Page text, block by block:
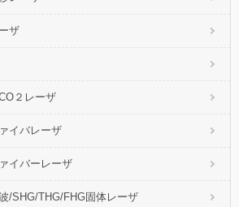
ザ
２レーザ
イバレーザ
イバーレーザ
/SHG/THG/FHG固体レーザ